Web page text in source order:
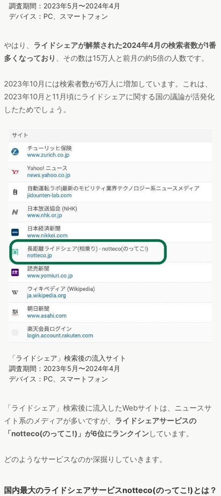
調査期間：2023年5月〜2024年4月
デバイス：PC、スマートフォン
やはり、 ライドシェアが解禁された2024年4月の検索者数が1番
多くなっており 、その数は15万人と前月の約5倍の人数です。
2023年10月には検索者数が6万人に増加しています。これは、
2023年10月と11月頃にライドシェアに関する国の議論が活発化
したためでしょう。
「ライドシェア」検索後の流入サイト
調査期間：2023年5月〜2024年4月
デバイス：PC、スマートフォン
「ライドシェア」検索後に流入したWebサイトは、ニュースサ
イト系のメディアが多いですが、 ライドシェアサービスの
「notteco(のってこ!)」が6位にランクインしています。
どのようなサービスなのか深掘りしていきます。
国内最大のライドシェアサービスnotteco(のってこ!)とは？